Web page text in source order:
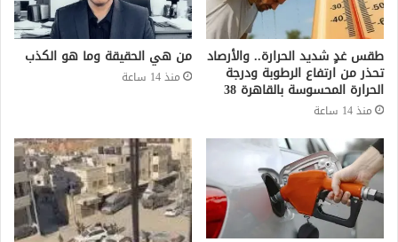
طقس غدٍ شديد الحرارة.. والأرصاد
تحذر من ارتفاع الرطوبة ودرجة
الحرارة المحسوسة بالقاهرة 38
منذ 14 ساعة
من هي الحقيقة وما هو الكذب
منذ 14 ساعة